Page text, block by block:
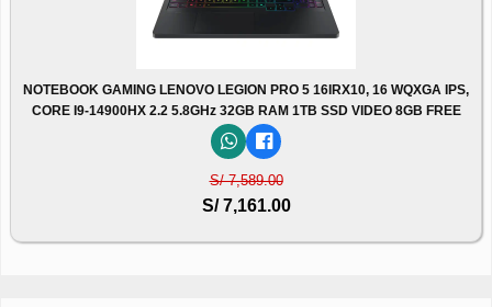
NOTEBOOK GAMING LENOVO LEGION PRO 5 16IRX10, 16 WQXGA IPS,
CORE I9-14900HX 2.2 5.8GHz 32GB RAM 1TB SSD VIDEO 8GB FREE
S/ 7,589.00
S/ 7,161.00